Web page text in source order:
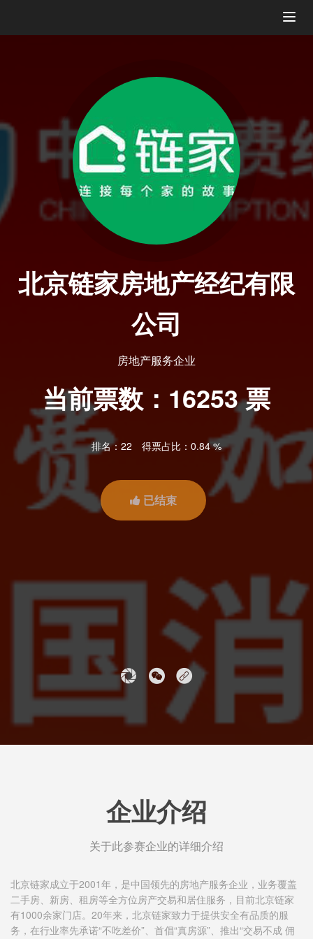
北京链家房地产经纪有限
公司
房地产服务企业
当前票数： 16253票
排名：22 得票占比：0.84 %
已结束
企业介绍
关于此参赛企业的详细介绍
北京链家成立于2001年，是中国领先的房地产服务企业，业务覆盖
二手房、新房、租房等全方位房产交易和居住服务，目前北京链家
有1000余家门店。20年来，北京链家致力于提供安全有品质的服
务，在行业率先承诺“不吃差价”、首倡“真房源”、推出“交易不成 佣